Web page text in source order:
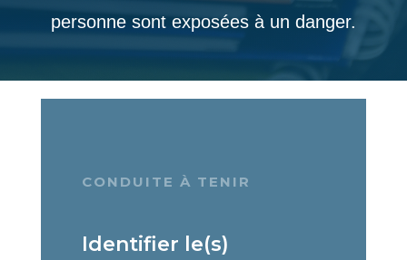
personne sont exposées à un danger.
CONDUITE À TENIR
Identifier le(s)